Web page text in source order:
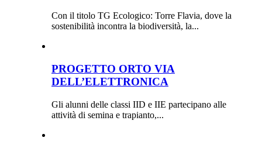
Con il titolo TG Ecologico: Torre Flavia, dove la
sostenibilità incontra la biodiversità, la...
PROGETTO ORTO VIA
DELL’ELETTRONICA
Gli alunni delle classi IID e IIE partecipano alle
attività di semina e trapianto,...